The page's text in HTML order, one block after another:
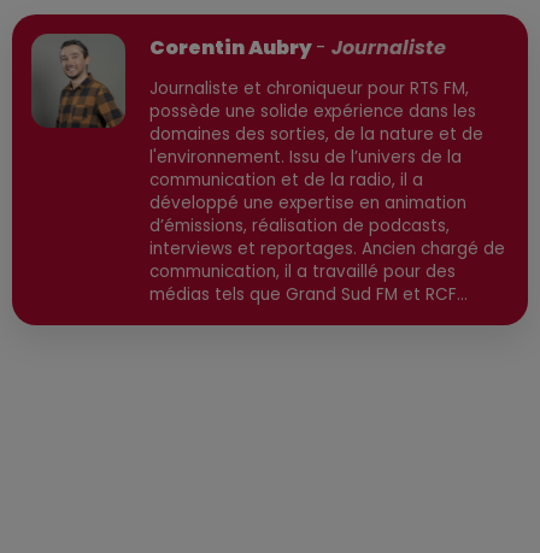
Corentin Aubry- Journaliste
Journaliste et chroniqueur pour RTS FM,
possède une solide expérience dans les
domaines des sorties, de la nature et de
l'environnement. Issu de l’univers de la
communication et de la radio, il a
développé une expertise en animation
d’émissions, réalisation de podcasts,
interviews et reportages. Ancien chargé de
communication, il a travaillé pour des
médias tels que Grand Sud FM et RCF